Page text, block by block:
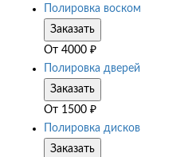
Полировка воском
Заказать
От 4000 ₽
Полировка дверей
Заказать
От 1500 ₽
Полировка дисков
Заказать